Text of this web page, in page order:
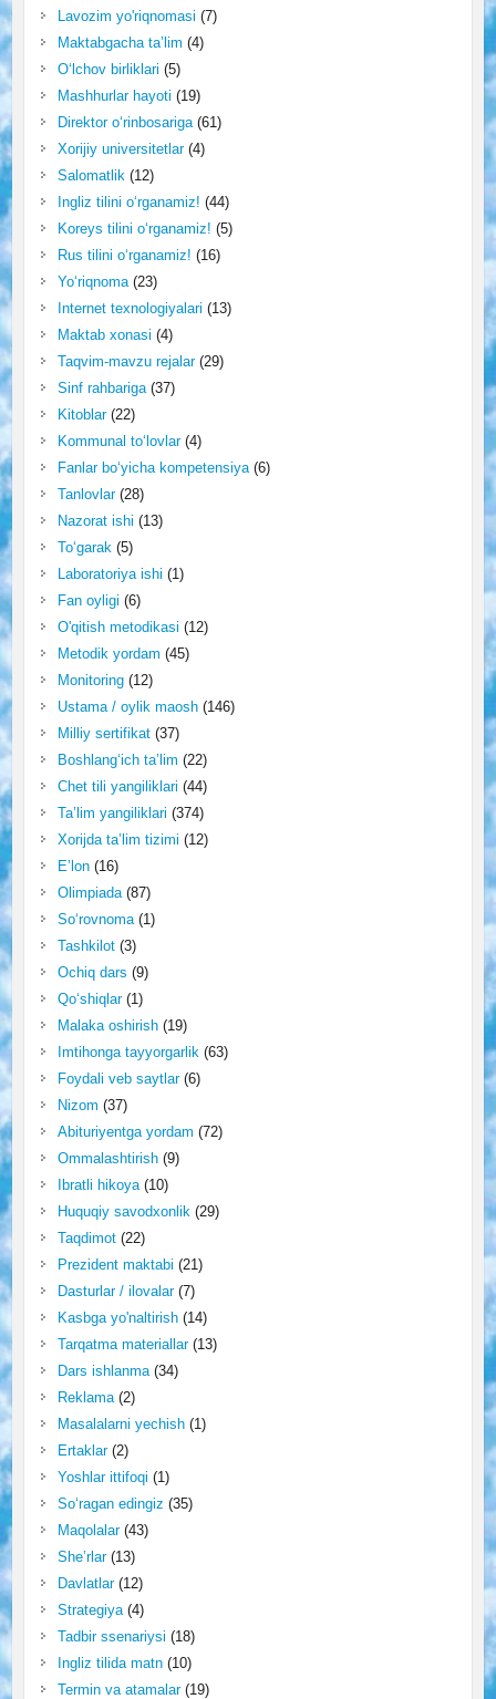
Lavozim yo'riqnomasi (7)
Maktabgacha ta’lim (4)
O‘lchov birliklari (5)
Mashhurlar hayoti (19)
Direktor o‘rinbosariga(61)
Xorijiy universitetlar(4)
Salomatlik(12)
Ingliz tilini o‘rganamiz! (44)
Koreys tilini o‘rganamiz! (5)
Rus tilini o‘rganamiz! (16)
Yo‘riqnoma(23)
Internet texnologiyalari (13)
Maktab xonasi (4)
Taqvim-mavzu rejalar(29)
Sinf rahbariga(37)
Kitoblar(22)
Kommunal to‘lovlar(4)
Fanlar bo‘yicha kompetensiya(6)
Tanlovlar(28)
Nazorat ishi (13)
To‘garak(5)
Laboratoriya ishi (1)
Fan oyligi (6)
O'qitish metodikasi (12)
Metodik yordam (45)
Monitoring(12)
Ustama / oylik maosh(146)
Milliy sertifikat(37)
Boshlang‘ich ta’lim (22)
Chet tili yangiliklari (44)
Ta’lim yangiliklari (374)
Xorijda ta’lim tizimi (12)
E’lon(16)
Olimpiada(87)
So‘rovnoma(1)
Tashkilot(3)
Ochiq dars (9)
Qo‘shiqlar(1)
Malaka oshirish(19)
Imtihonga tayyorgarlik(63)
Foydali veb saytlar(6)
Nizom (37)
Abituriyentga yordam (72)
Ommalashtirish(9)
Ibratli hikoya(10)
Huquqiy savodxonlik(29)
Taqdimot(22)
Prezident maktabi (21)
Dasturlar / ilovalar(7)
Kasbga yo'naltirish(14)
Tarqatma materiallar(13)
Dars ishlanma(34)
Reklama(2)
Masalalarni yechish(1)
Ertaklar(2)
Yoshlar ittifoqi (1)
So‘ragan edingiz (35)
Maqolalar(43)
She’rlar(13)
Davlatlar(12)
Strategiya(4)
Tadbir ssenariysi (18)
Ingliz tilida matn(10)
Termin va atamalar(19)